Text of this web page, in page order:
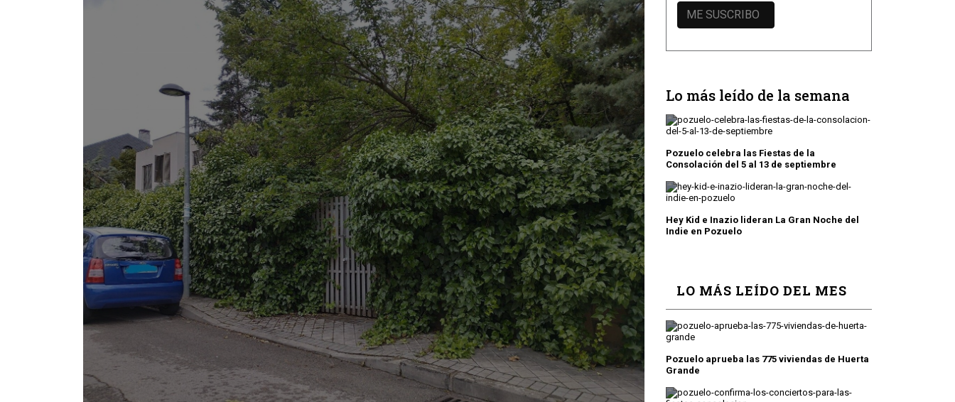
Lo más leído de la semana
Pozuelo celebra las Fiestas de la
Consolación del 5 al 13 de septiembre
Hey Kid e Inazio lideran La Gran Noche del
Indie en Pozuelo
LO MÁS LEÍDO DEL MES
Pozuelo aprueba las 775 viviendas de Huerta
Grande